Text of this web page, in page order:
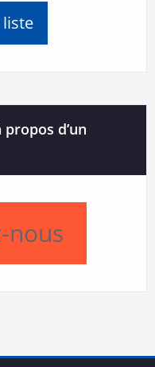
liste
d’un
nous